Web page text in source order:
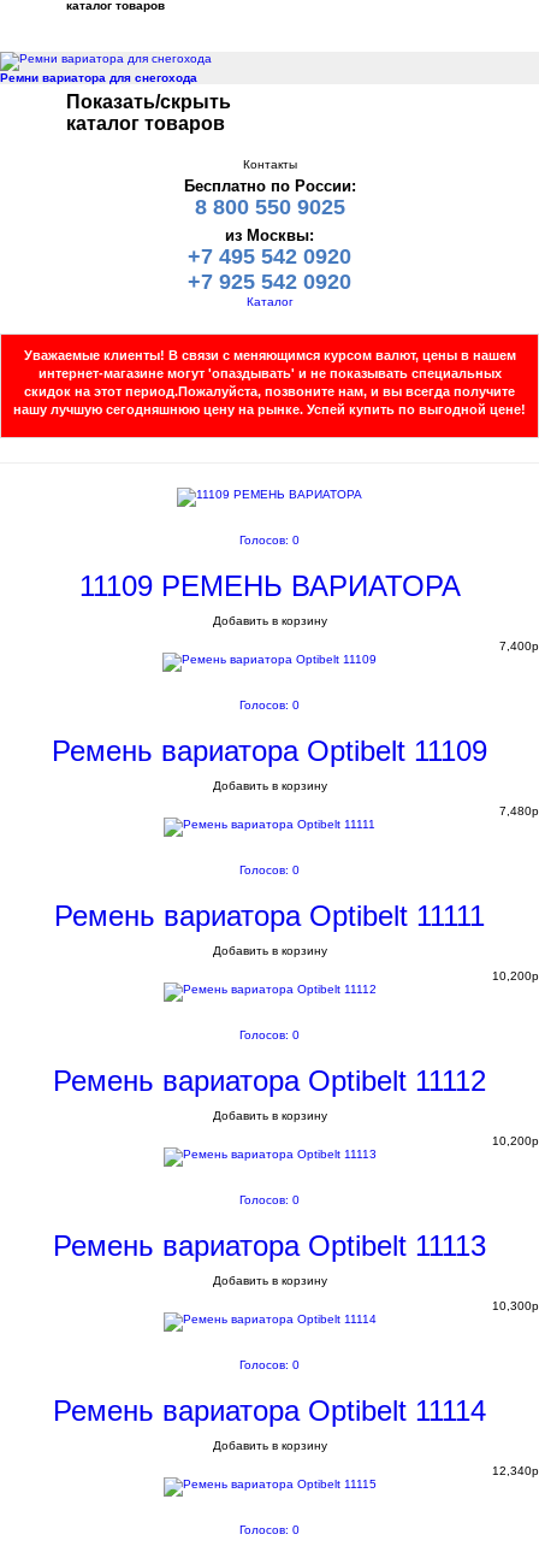
каталог товаров
Ремни вариатора для снегохода
Показать/скрыть
каталог товаров
Контакты
Бесплатно по России:
8 800 550 9025
из Москвы:
+7 495 542 0920
+7 925 542 0920
Каталог
Уважаемые клиенты! В связи с меняющимся курсом валют, цены в нашем
интернет-магазине могут 'опаздывать' и не показывать специальных
скидок на этот период.Пожалуйста, позвоните нам, и вы всегда получите
нашу лучшую сегодняшнюю цену на рынке. Успей купить по выгодной цене!
Голосов: 0
11109 РЕМЕНЬ ВАРИАТОРА
Добавить в корзину
7,400p
Голосов: 0
Ремень вариатора Optibelt 11109
Добавить в корзину
7,480p
Голосов: 0
Ремень вариатора Optibelt 11111
Добавить в корзину
10,200p
Голосов: 0
Ремень вариатора Optibelt 11112
Добавить в корзину
10,200p
Голосов: 0
Ремень вариатора Optibelt 11113
Добавить в корзину
10,300p
Голосов: 0
Ремень вариатора Optibelt 11114
Добавить в корзину
12,340p
Голосов: 0